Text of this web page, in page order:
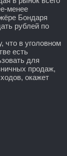
менее
Бондаря
рублей по
что в уголовном
есть
для
продаж,
окажет